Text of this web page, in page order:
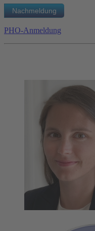
PHO-Anmeldung